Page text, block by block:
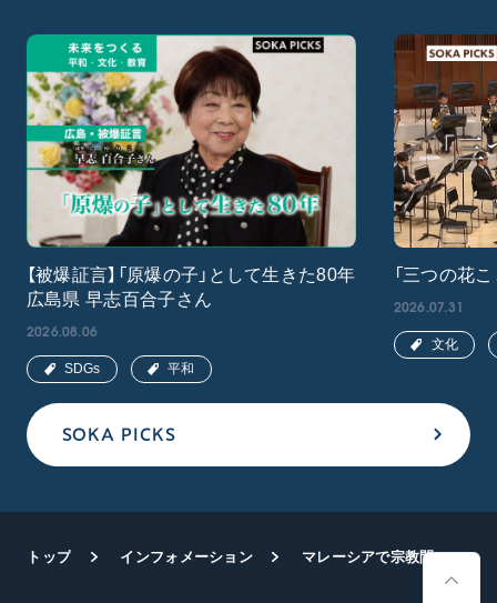
SOKA PICKS
【被爆証言】「原爆の子」として生きた80年
広島県 早志百合子さん
2026.08.06
SDGs 平和
「三つの花
2026.07.31
文化
トップ インフォメーション マレーシアで宗教間フォーラム 平和への誓いを共有 セランゴール文化会館で